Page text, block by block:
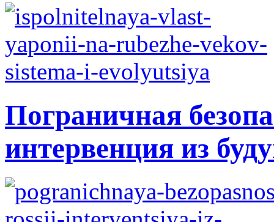
Пограничная
интервенция из